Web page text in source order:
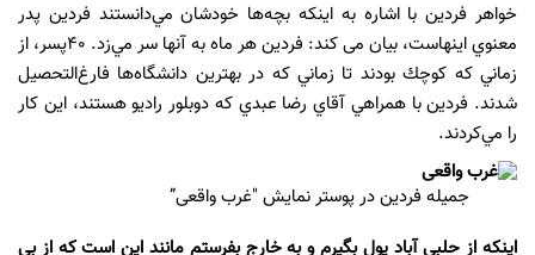
خواهر فردین با اشاره به اینکه بچه‌ها خودشان مي‌دانستند فردين پدر
معنوي اينهاست، بیان می کند: فردين هر ماه به آنها سر مي‌زد. ۴۰پسر، از
زماني كه كوچك بودند تا زماني كه در بهترين دانشگاه‌ها فارغ‌التحصيل
شدند. فردين با همراهي آقاي رضا عبدي كه دوبلور راديو هستند، اين كار
را مي‌كردند.
جمیله فردین در پوستر نمایش "غرب واقعی”
اینکه از حلبی آباد پول بگیرم و به خارج بفرستم مانند این است که از بی